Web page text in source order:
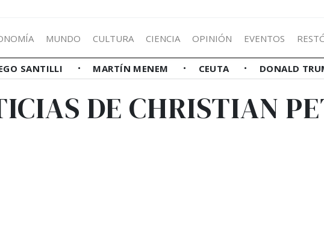
MUNDO CULTURA CIENCIA OPINIÓN EVENTOS
SANTILLI MARTÍN MENEM CEUTA DONALD
DE CHRISTIAN